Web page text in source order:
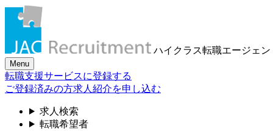
ハイクラス転職エージェン
Menu
転職支援サービスに登録する
ご登録済みの方求人紹介を申し込む
求人検索
転職希望者